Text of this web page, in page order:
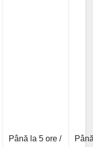
Până la 5 ore /